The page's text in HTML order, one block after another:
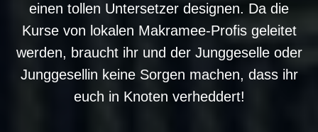
einen tollen Untersetzer designen. Da die
Kurse von lokalen Makramee-Profis geleitet
werden, braucht ihr und der Junggeselle oder
Junggesellin keine Sorgen machen, dass ihr
euch in Knoten verheddert!